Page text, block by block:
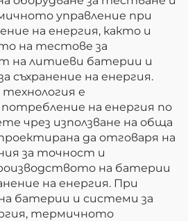
управление при
на енергия, както и
на тестове за
на литиеви батерии и
съхранение на енергия.
е
на енергия по
чрез използване на обща
да отговаря на
за точност и
на батерии
на енергия. При
батерии и системи за
термичното